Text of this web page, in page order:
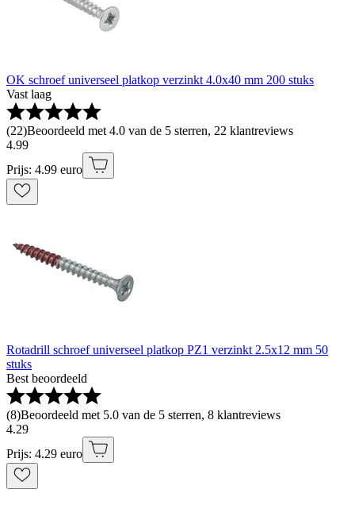
OK schroef universeel platkop verzinkt 4.0x40 mm 200 stuks
Vast laag
(22)Beoordeeld met 4.0 van de 5 sterren, 22 klantreviews
4.99
Prijs: 4.99 euro
Rotadrill schroef universeel platkop PZ1 verzinkt 2.5x12 mm 50
stuks
Best beoordeeld
(8)Beoordeeld met 5.0 van de 5 sterren, 8 klantreviews
4.29
Prijs: 4.29 euro